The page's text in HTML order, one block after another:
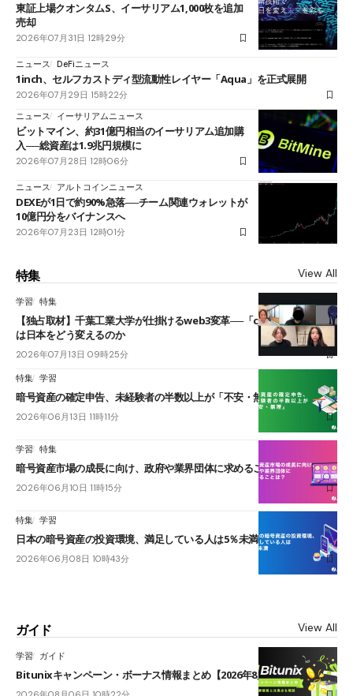
東証上場クオンタムS、イーサリアム1,000枚を追加
売却
2026年07月31日 12時29分
ニュース DeFiニュース
1inch、セルフカストディ型流動性レイヤー「Aqua」を正式展開
2026年07月29日 15時22分
ニュース
イーサリアムニュース
ビットマイン、約31億円相当のイーサリアム追加購
入──総資産は1.9兆円規模に
2026年07月28日 12時06分
ニュース アルトコインニュース
DEXEが1日で約90%急落──チーム関連ウォレットが
10億円分をバイナンスへ
2026年07月23日 12時01分
特集 View All
学習 特集
【独占取材】千葉工業大学が仕掛けるweb3変革──「cJPY」とAIの融合
は日本をどう変えるのか
2026年07月13日 09時25分
特集 学習
暗号資産の確定申告、未経験者の半数以上が「不安・無理」
2026年06月13日 11時11分
学習 特集
暗号資産市場の成長に向け、政府や業界団体に求めることは？
2026年06月10日 11時15分
特集 学習
日本の暗号資産の投資環境、満足している人は5％未満
2026年06月08日 10時43分
ガイド View All
学習 ガイド
Bitunixキャンペーン・ボーナス情報まとめ【2026年8月最新】